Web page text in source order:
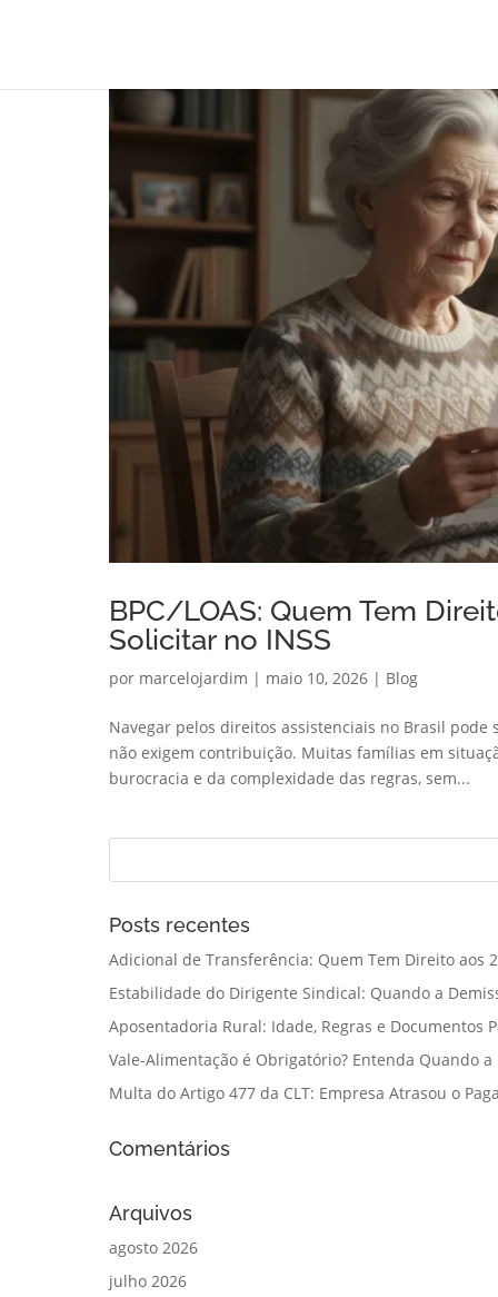
BPC/LOAS: Quem Tem
Solicitar no INSS
por marcelojardim | maio 10, 2026 | Blog
Navegar pelos direitos assistenciais no Brasil
não exigem contribuição. Muitas famílias em
burocracia e da complexidade das regras, sem...
Posts recentes
Adicional de Transferência: Quem Tem Direito aos
Estabilidade do Dirigente Sindical: Quando a
Aposentadoria Rural: Idade, Regras e Documentos
Vale-Alimentação é Obrigatório? Entenda Quando
Multa do Artigo 477 da CLT: Empresa Atrasou o
Comentários
Arquivos
agosto 2026
julho 2026